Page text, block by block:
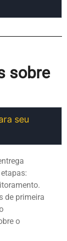
sobre
seu
de primeira
o